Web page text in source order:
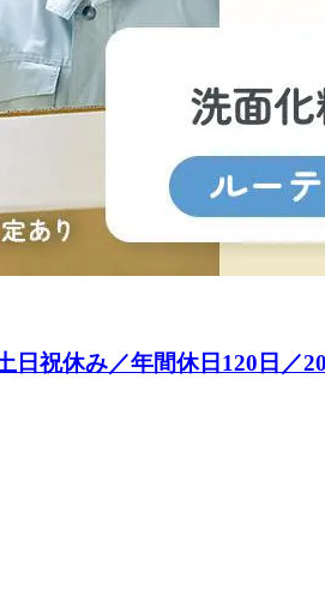
日祝休み／年間休日120日／